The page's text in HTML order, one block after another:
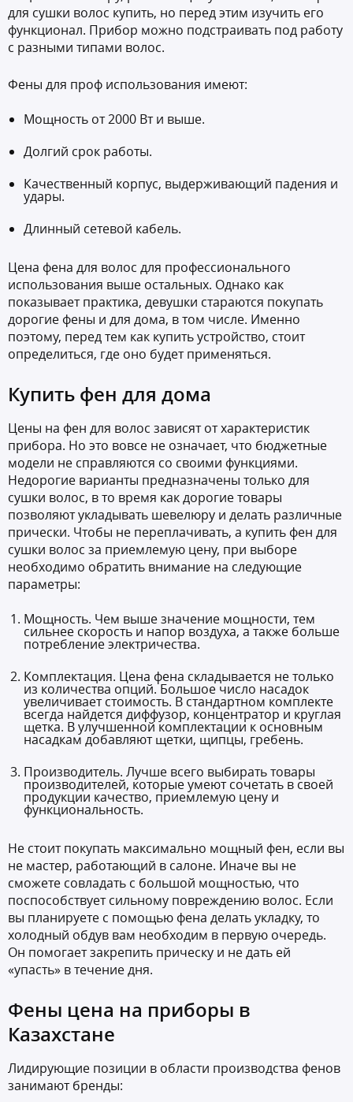
для сушки волос купить, но перед этим изучить его
функционал. Прибор можно подстраивать под работу
с разными типами волос.
Фены для проф использования имеют:
Мощность от 2000 Вт и выше.
Долгий срок работы.
Качественный корпус, выдерживающий падения и
удары.
Длинный сетевой кабель.
Цена фена для волос для профессионального
использования выше остальных. Однако как
показывает практика, девушки стараются покупать
дорогие фены и для дома, в том числе. Именно
поэтому, перед тем как купить устройство, стоит
определиться, где оно будет применяться.
Купить фен для дома
Цены на фен для волос зависят от характеристик
прибора. Но это вовсе не означает, что бюджетные
модели не справляются со своими функциями.
Недорогие варианты предназначены только для
сушки волос, в то время как дорогие товары
позволяют укладывать шевелюру и делать различные
прически. Чтобы не переплачивать, а купить фен для
сушки волос за приемлемую цену, при выборе
необходимо обратить внимание на следующие
параметры:
Мощность. Чем выше значение мощности, тем
сильнее скорость и напор воздуха, а также больше
потребление электричества.
Комплектация. Цена фена складывается не только
из количества опций. Большое число насадок
увеличивает стоимость. В стандартном комплекте
всегда найдется диффузор, концентратор и круглая
щетка. В улучшенной комплектации к основным
насадкам добавляют щетки, щипцы, гребень.
Производитель. Лучше всего выбирать товары
производителей, которые умеют сочетать в своей
продукции качество, приемлемую цену и
функциональность.
Не стоит покупать максимально мощный фен, если вы
не мастер, работающий в салоне. Иначе вы не
сможете совладать с большой мощностью, что
поспособствует сильному повреждению волос. Если
вы планируете с помощью фена делать укладку, то
холодный обдув вам необходим в первую очередь.
Он помогает закрепить прическу и не дать ей
«упасть» в течение дня.
Фены цена на приборы в
Казахстане
Лидирующие позиции в области производства фенов
занимают бренды: